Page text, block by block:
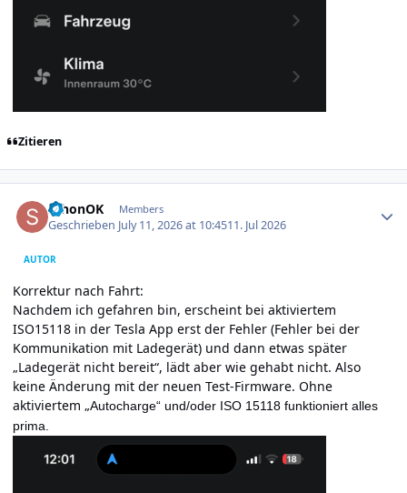
Zitieren
schonOK Members
Geschrieben July 11, 2026 at 10:4511. Jul 2026
AUTOR
Korrektur nach Fahrt:
Nachdem ich gefahren bin, erscheint bei aktiviertem
ISO15118 in der Tesla App erst der Fehler (Fehler bei der
Kommunikation mit Ladegerät) und dann etwas später
„Ladegerät nicht bereit“, lädt aber wie gehabt nicht. Also
keine Änderung mit der neuen Test-Firmware. Ohne
aktiviertem „Au­to­char­ge“ und/oder ISO 15118 funktioniert alles
prima.